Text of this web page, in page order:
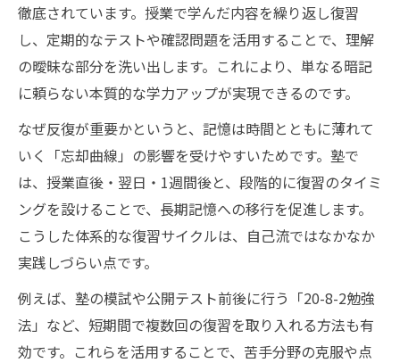
徹底されています。授業で学んだ内容を繰り返し復習
し、定期的なテストや確認問題を活用することで、理解
の曖昧な部分を洗い出します。これにより、単なる暗記
に頼らない本質的な学力アップが実現できるのです。
なぜ反復が重要かというと、記憶は時間とともに薄れて
いく「忘却曲線」の影響を受けやすいためです。塾で
は、授業直後・翌日・1週間後と、段階的に復習のタイミ
ングを設けることで、長期記憶への移行を促進します。
こうした体系的な復習サイクルは、自己流ではなかなか
実践しづらい点です。
例えば、塾の模試や公開テスト前後に行う「20-8-2勉強
法」など、短期間で複数回の復習を取り入れる方法も有
効です。これらを活用することで、苦手分野の克服や点